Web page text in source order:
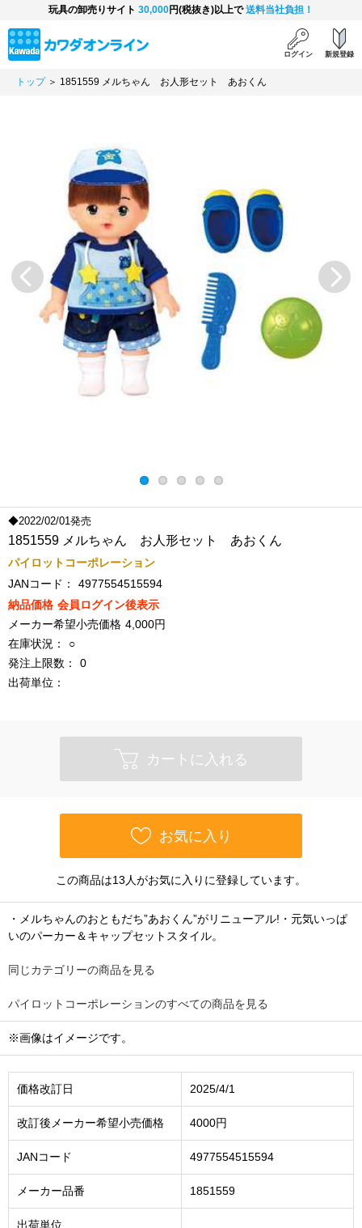
玩具の卸売りサイト 30,000円(税抜き)以上で送料当社負担！
ログイン 新規登録
トップ＞ 1851559 メルちゃん お人形セット あおくん
Previous
◆2022/02/01発売
1851559 メルちゃん お人形セット あおくん
パイロットコーポレーション
JANコード：
4977554515594
納品価格 会員ログイン後表示
メーカー希望小売価格 4,000円
在庫状況：
○
発注上限数：
0
出荷単位：
カートに入れる
お気に入り
この商品は13人がお気に入りに登録しています。
・メルちゃんのおともだち”あおくん”がリニューアル!・元気いっぱ
いのパーカー＆キャップセットスタイル。
同じカテゴリーの商品を見る
パイロットコーポレーションのすべての商品を見る
※画像はイメージです。
価格改訂日 2025/4/1
改訂後メーカー希望小売価格 4000円
JANコード 4977554515594
メーカー品番 1851559
出荷単位